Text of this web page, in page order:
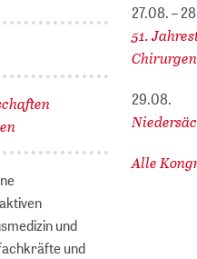
und
und
27.08. –
51.
29.08.
Alle